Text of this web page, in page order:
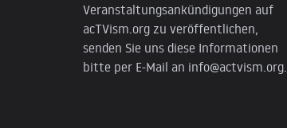
Veranstaltungsankündigungen auf
acTVism.org zu veröffentlichen,
senden Sie uns diese Informationen
bitte per E-Mail an info@actvism.org.